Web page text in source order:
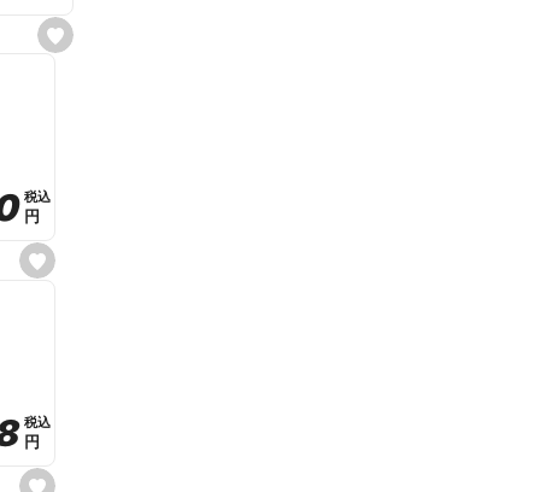
s
e
s
e
e
税込
税込
円
円
税込
税込
円
円